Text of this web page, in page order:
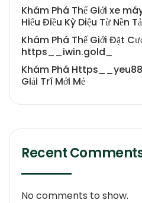
Khám Phá Thế Giới xe
Hiểu Điều Kỳ Diệu Từ Nền
Khám Phá Thế Giới Đặt
https__iwin.gold_
Khám Phá
Giải Trí Mới Mẻ
Recent
No comments to show.